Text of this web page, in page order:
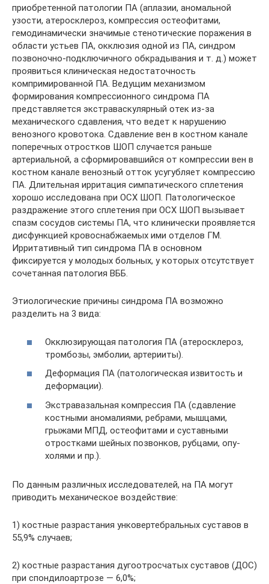
приобретенной патологии ПА (аплазии, аномальной
узости, атеросклероз, компрессия остеофитами,
гемодинамически значимые стенотические поражения в
области устьев ПА, окклюзия одной из ПА, синдром
позвоночно-подключичного обкрадывания и т. д.) может
проявиться клиническая недостаточность
компримированной ПА. Ведущим механизмом
формирования компрессионного синдрома ПА
представляется экстраваскулярный отек из-за
механического сдавления, что ведет к нарушению
венозного кровотока. Сдавление вен в костном канале
поперечных отростков ШОП случается раньше
артериальной, а сформировавшийся от компрессии вен в
костном канале венозный отток усугубляет компрессию
ПА. Длительная ирритация симпатического сплетения
хорошо исследована при ОСХ ШОП. Патологическое
раздражение этого сплетения при ОСХ ШОП вызывает
спазм сосудов системы ПА, что клинически проявляется
дисфункцией кровоснабжаемых ими отделов ГМ.
Ирритативный тип синдрома ПА в основном
фиксируется у молодых больных, у которых отсутствует
сочетанная патология ВББ.
Этиологические причины синдрома ПА возможно
разделить на 3 вида:
Окклюзирующая патология ПА (атеросклероз,
тромбозы, эмболии, артерииты).
Деформация ПА (патологическая извитость и
деформации).
Экстравазальная компрессия ПА (сдавление
костными аномалиями, ребрами, мышцами,
грыжами МПД, остеофитами и суставными
отростками шейных позвонков, рубцами, опу­
холями и пр.).
По данным различных исследователей, на ПА могут
приводить механическое воздействие:
1) костные разрастания унковертебральных суставов в
55,9% случаев;
2) костные разрастания дугоотросчатых суставов (ДОС)
при спондилоартрозе — 6,0%;